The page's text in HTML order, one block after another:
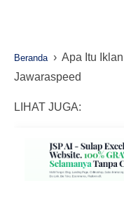
Beranda › Apa Itu
Jawaraspeed
LIHAT JUGA: